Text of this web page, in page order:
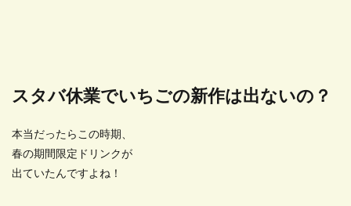
スタバ休業でいちごの新作は出ないの？
本当だったらこの時期、
春の期間限定ドリンクが
出ていたんですよね！